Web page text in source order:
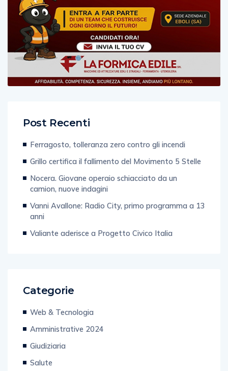
Post Recenti
Ferragosto, tolleranza zero contro gli incendi
Grillo certifica il fallimento del Movimento 5 Stelle
Nocera. Giovane operaio schiacciato da un
camion, nuove indagini
Vanni Avallone: Radio City, primo programma a 13
anni
Valiante aderisce a Progetto Civico Italia
Categorie
Web & Tecnologia
Amministrative 2024
Giudiziaria
Salute